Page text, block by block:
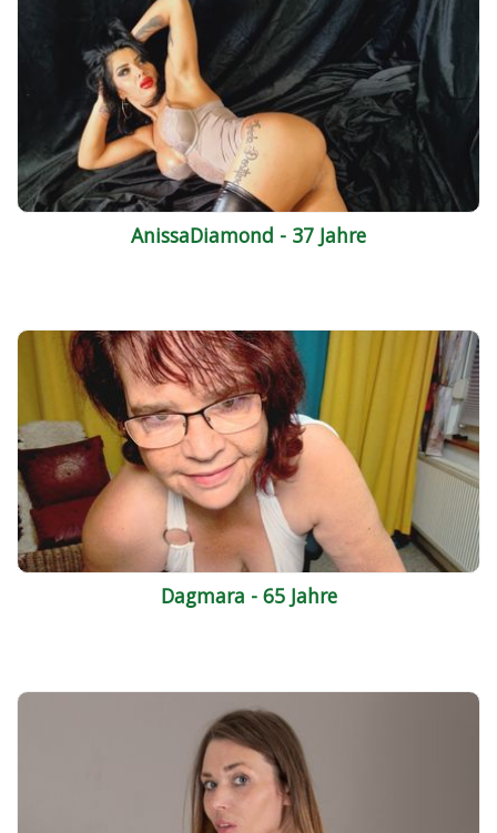
AnissaDiamond - 37 Jahre
Dagmara - 65 Jahre